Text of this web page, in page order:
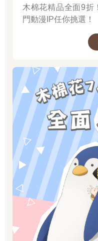
木棉花精品全面9折
門動漫IP任你挑選！